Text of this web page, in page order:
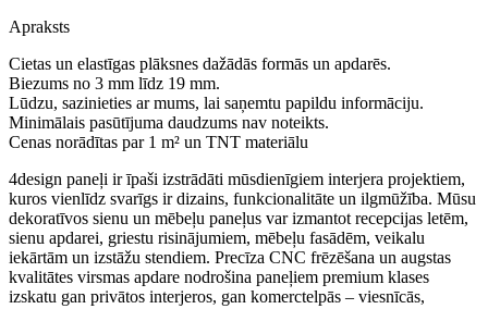
Apraksts
Cietas un elastīgas plāksnes dažādās formās un apdarēs.
Biezums no 3 mm līdz 19 mm.
Lūdzu, sazinieties ar mums, lai saņemtu papildu informāciju.
Minimālais pasūtījuma daudzums nav noteikts.
Cenas norādītas par 1 m² un TNT materiālu
4design paneļi ir īpaši izstrādāti mūsdienīgiem interjera projektiem,
kuros vienlīdz svarīgs ir dizains, funkcionalitāte un ilgmūžība. Mūsu
dekoratīvos sienu un mēbeļu paneļus var izmantot recepcijas letēm,
sienu apdarei, griestu risinājumiem, mēbeļu fasādēm, veikalu
iekārtām un izstāžu stendiem. Precīza CNC frēzēšana un augstas
kvalitātes virsmas apdare nodrošina paneļiem premium klases
izskatu gan privātos interjeros, gan komerctelpās – viesnīcās,